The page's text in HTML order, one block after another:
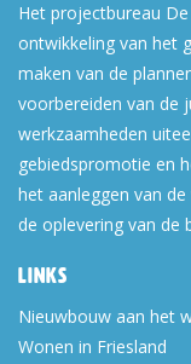
Het projectbureau
ontwikkeling van het
maken van de
voorbereiden van de
werkzaamheden
gebiedspromotie en
het aanleggen van
de oplevering van de
Links
Nieuwbouw aan het
Wonen in Friesland